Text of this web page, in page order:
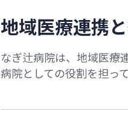
地域医療連携と
なぎ辻病院は、地域医療
病院としての役割を担って